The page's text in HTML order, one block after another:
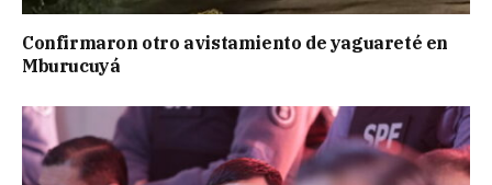
Confirmaron otro avistamiento de yaguareté en
Mburucuyá